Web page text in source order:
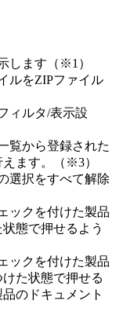
します（※1）
ルをZIPファイル
ィルタ/表示設
覧から登録された
ます。（※3）
選択をすべて解除
ックを付けた製品
態で押せるよう
ックを付けた製品
た状態で押せる
のドキュメント